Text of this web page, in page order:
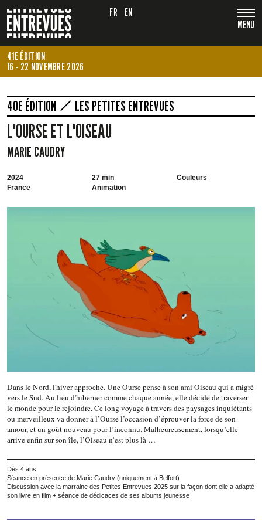
MENU
FR EN
41E ÉDITION
16 - 22 NOVEMBRE 2026
40E ÉDITION LES PETITES ENTREVUES
L'OURSE ET L'OISEAU
MARIE CAUDRY
2024
France
27 min
Animation
Couleurs
Dans le Nord, l'hiver approche. Une Ourse pense à son ami Oiseau qui a migré
vers le Sud. Au lieu d'hiberner comme chaque année, elle décide de traverser
le monde pour le rejoindre. Ce long voyage à travers des paysages inquiétants
ou merveilleux va donner à l’Ourse l’occasion d’éprouver la force de son
amour, et un goût nouveau pour l’inconnu. Malheureusement, lorsqu’elle
arrive enfin sur son île, l’Oiseau n’est plus là …
Dès 4 ans
Séance en présence de Marie Caudry (uniquement à Belfort)
Discussion avec la marraine des Petites Entrevues 2025 sur la façon dont elle a adapté
son livre en film + séance de dédicaces de ses albums jeunesse